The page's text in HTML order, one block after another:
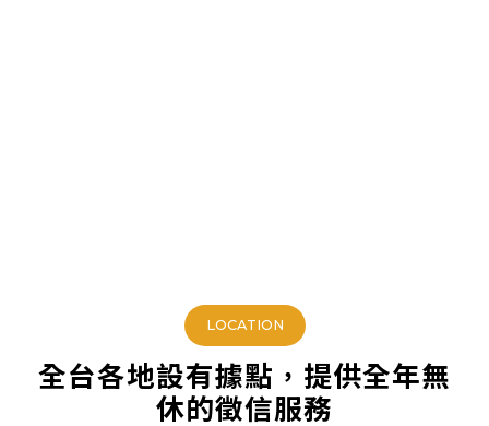
LOCATION
全台各地設有據點，提供全年無
休的徵信服務